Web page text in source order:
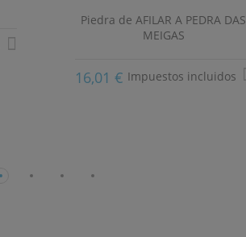
Piedra de AFILAR A PEDRA DAS
MEIGAS
16,01 € Impuestos incluidos